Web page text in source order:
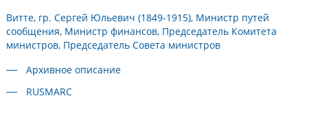
Витте, гр. Сергей Юльевич (1849-1915), Министр путей
сообщения, Министр финансов, Председатель Комитета
министров, Председатель Совета министров
Архивное описание
RUSMARC